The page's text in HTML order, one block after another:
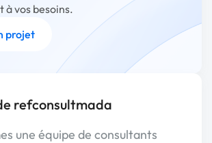
vos besoins.
projet
refconsultmada
une équipe de consultants